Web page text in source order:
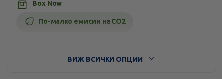
Box Now
По-малко емисии на CO2
ВИЖ ВСИЧКИ ОПЦИИ